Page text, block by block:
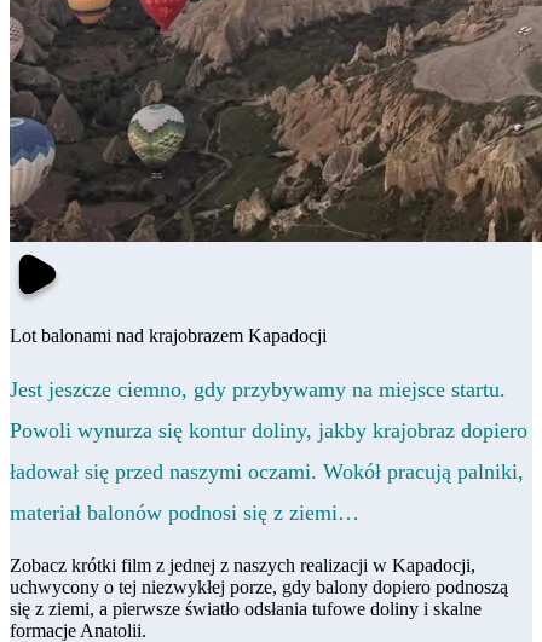
Lot balonami nad krajobrazem Kapadocji
Jest jeszcze ciemno, gdy przybywamy na miejsce startu.
Powoli wynurza się kontur doliny, jakby krajobraz dopiero
ładował się przed naszymi oczami. Wokół pracują palniki,
materiał balonów podnosi się z ziemi…
Zobacz krótki film z jednej z naszych realizacji w Kapadocji,
uchwycony o tej niezwykłej porze, gdy balony dopiero podnoszą
się z ziemi, a pierwsze światło odsłania tufowe doliny i skalne
formacje Anatolii.